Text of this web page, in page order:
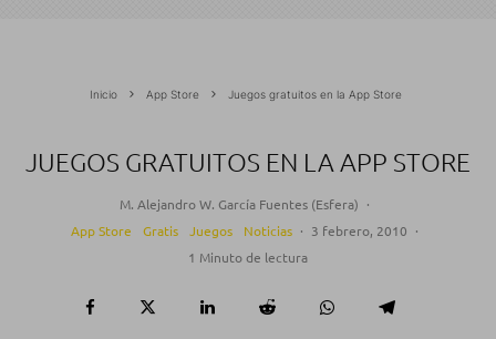
Inicio App Store Juegos gratuitos en la App Store
JUEGOS GRATUITOS EN LA APP STORE
M. Alejandro W. García Fuentes (Esfera) ·
App Store
Gratis Juegos Noticias · 3 febrero, 2010 ·
1 Minuto de lectura